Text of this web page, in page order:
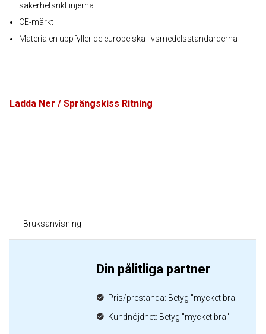
säkerhetsriktlinjerna.
CE-märkt
Materialen uppfyller de europeiska livsmedelsstandarderna
Ladda Ner / Sprängskiss Ritning
Bruksanvisning
Din pålitliga partner
Pris/prestanda: Betyg "mycket bra"
Kundnöjdhet: Betyg "mycket bra"